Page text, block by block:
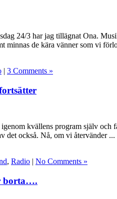
24/3 har jag tillägnat Ona.
minnas de kära vänner som vi
| 3 Comments »
kvällens program själv
det också. Nå, om vi återvänder ...
, Radio | No Comments »
borta….